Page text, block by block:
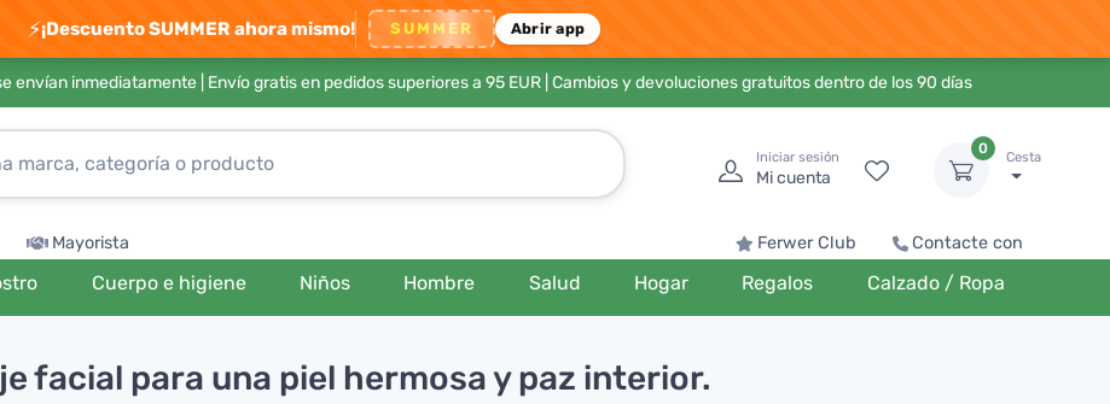
⚡¡Descuento SUMMER ahora mismo! SUMMER Abrir app
envían inmediatamente | Envío gratis en pedidos superiores a 95 EUR| Cambios y devoluciones gratuitos dentro de los 90 días
Iniciar sesión
Mi cuenta
0
Cesta
Mayorista Ferwer Club Contacte con
Cuerpo e higiene Niños Hombre Salud Hogar Regalos Calzado / Ropa
facial para una piel hermosa y paz interior.